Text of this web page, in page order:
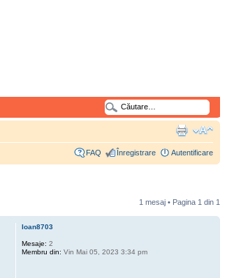
FAQ Înregistrare Autentificare
1 mesaj • Pagina 1 din 1
Ioan8703
Mesaje: 2
Membru din: Vin Mai 05, 2023 3:34 pm